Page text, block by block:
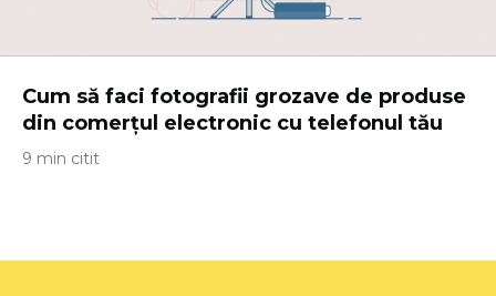
Cum să faci fotografii grozave de produse
din comerțul electronic cu telefonul tău
9 min citit